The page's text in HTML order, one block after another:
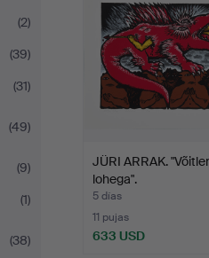
(2)
(39)
(31)
(49)
(9)
(1)
(38)
JÜRI ARRAK.
lohega".
5 días
11 pujas
633 USD